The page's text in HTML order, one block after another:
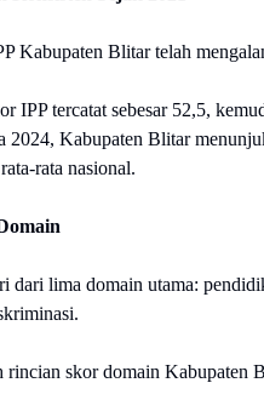
Kabupaten Blitar telah
IPP tercatat sebesar 52,5,
2024, Kabupaten Blitar
rata nasional.
dari lima domain utama:
rincian skor domain Kabupaten